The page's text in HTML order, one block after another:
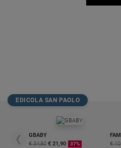
EDICOLA SAN PAOLO
❮
GBABY
€ 34,80 € 21,90 37%
€